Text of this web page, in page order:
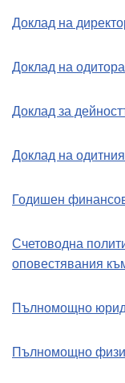
Доклад на
Доклад на одитора
Доклад за
Доклад на
Годишен
Счетоводна
оповестявания
Пълномощно
Пълномощно